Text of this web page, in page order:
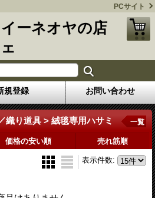
PCサイト
ーネオヤの店
規登録 お問い合わせ
織り道具 > 絨毯専用ハサミ 一覧
価格の安い順 売れ筋順
表示件数: